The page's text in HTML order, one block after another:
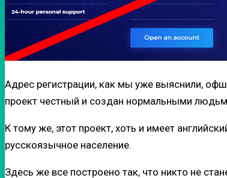
Адрес регистрации, как мы уже выяснили,
проект честный и создан нормальными
К тому же, этот проект, хоть и имеет
русскоязычное население.
Здесь же все построено так, что никто не